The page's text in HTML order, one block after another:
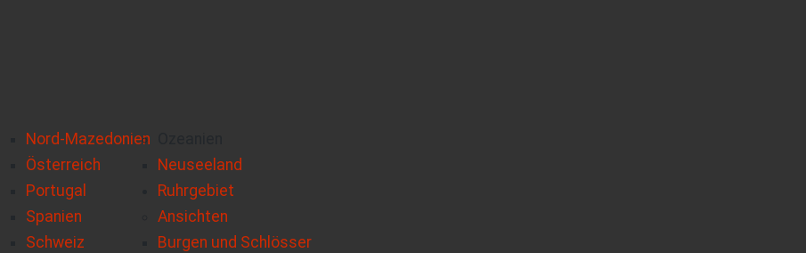
Nord-Mazedonien
Österreich
Portugal
Spanien
Schweiz
Neuseeland
Ruhrgebiet
Ansichten
Burgen und Schlösser